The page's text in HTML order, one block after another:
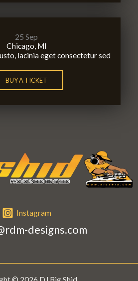
25 Sep
Chicago, MI
lacinia eget consectetur sed
BUY A TICKET
Instagram
designs.com